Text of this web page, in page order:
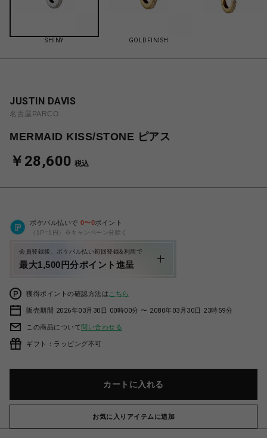
SHINY GOLDFINISH
JUSTIN DAVIS
名古屋PARCO
MERMAID KISS/STONE ピアス
￥28,600 税込
ポケパル払いで 0〜0ポイント
（1P=1円）※キャンペーン分除く
会員登録後、ポケパル払い初回登録&利用で
最大1,500円分ポイント進呈
獲得ポイントの確認方法は こちら
販売期間 2026年03月30日 00時00分 〜 2080年03月30日 23時59分
この商品について問い合わせる
ギフト：ラッピング不可
カートに入れる
お気に入りアイテムに追加